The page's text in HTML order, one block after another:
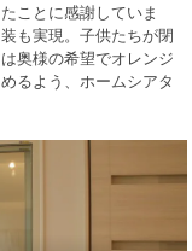
ことに感謝していま
も実現。子供たちが閉
奥様の希望でオレンジ
るよう、ホームシアタ